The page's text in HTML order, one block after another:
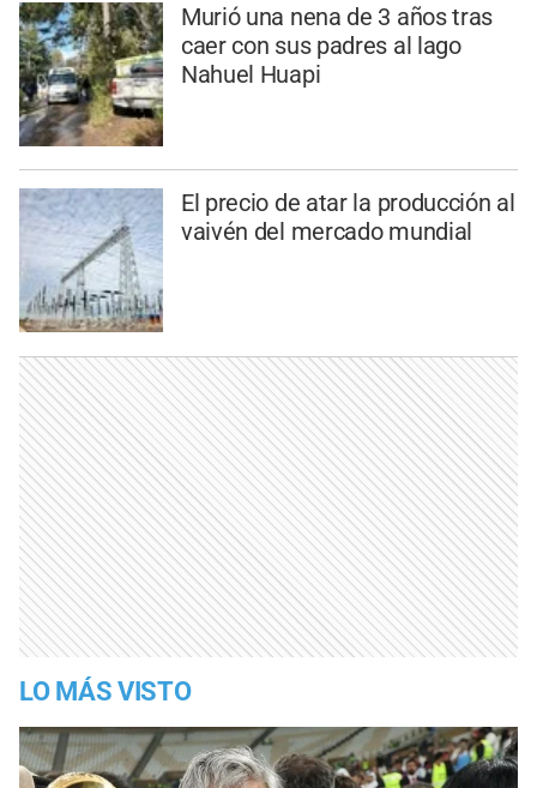
Murió una nena de 3 años tras
caer con sus padres al lago
Nahuel Huapi
El precio de atar la producción al
vaivén del mercado mundial
LO MÁS VISTO